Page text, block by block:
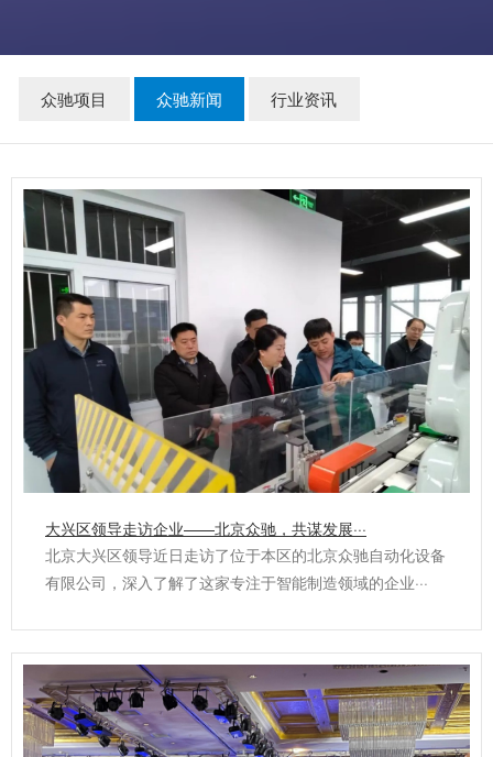
众驰项目 众驰新闻 行业资讯
大兴区领导走访企业——北京众驰，共谋发展···
北京大兴区领导近日走访了位于本区的北京众驰自动化设备
有限公司，深入了解了这家专注于智能制造领域的企业···